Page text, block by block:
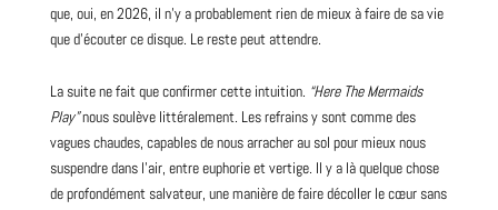
que, oui, en2026, il n’y a probablement rien de mieux à faire de sa vie
que d’écouter ce disque. Le reste peut attendre.
La suite ne fait que confirmer cette intuition. “Here The Mermaids
Play”nous soulève littéralement. Les refrains y sont comme des
vagues chaudes, capables de nous arracher au sol pour mieux nous
suspendre dans l’air, entre euphorie et vertige. Il y a là quelque chose
de profondément salvateur, une manière de faire décoller le cœur sans